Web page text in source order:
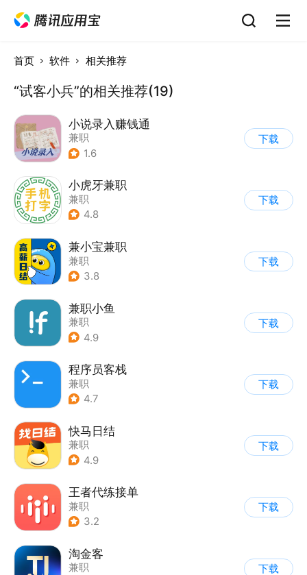
首页 软件 相关推荐
“试客小兵”的相关推荐(19)
小说录入赚钱通
兼职
1.6
下载
小虎牙兼职
兼职
4.8
下载
兼小宝兼职
兼职
3.8
下载
兼职小鱼
兼职
4.9
下载
程序员客栈
兼职
4.7
下载
快马日结
兼职
4.9
下载
王者代练接单
兼职
3.2
下载
淘金客
兼职
下载